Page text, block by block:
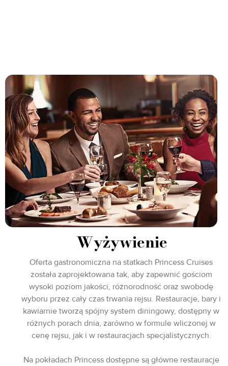
Wyżywienie
Oferta gastronomiczna na statkach Princess Cruises
została zaprojektowana tak, aby zapewnić gościom
wysoki poziom jakości, różnorodność oraz swobodę
wyboru przez cały czas trwania rejsu. Restauracje, bary i
kawiarnie tworzą spójny system diningowy, dostępny w
różnych porach dnia, zarówno w formule wliczonej w
cenę rejsu, jak i w restauracjach specjalistycznych.
Na pokładach Princess dostępne są główne restauracje